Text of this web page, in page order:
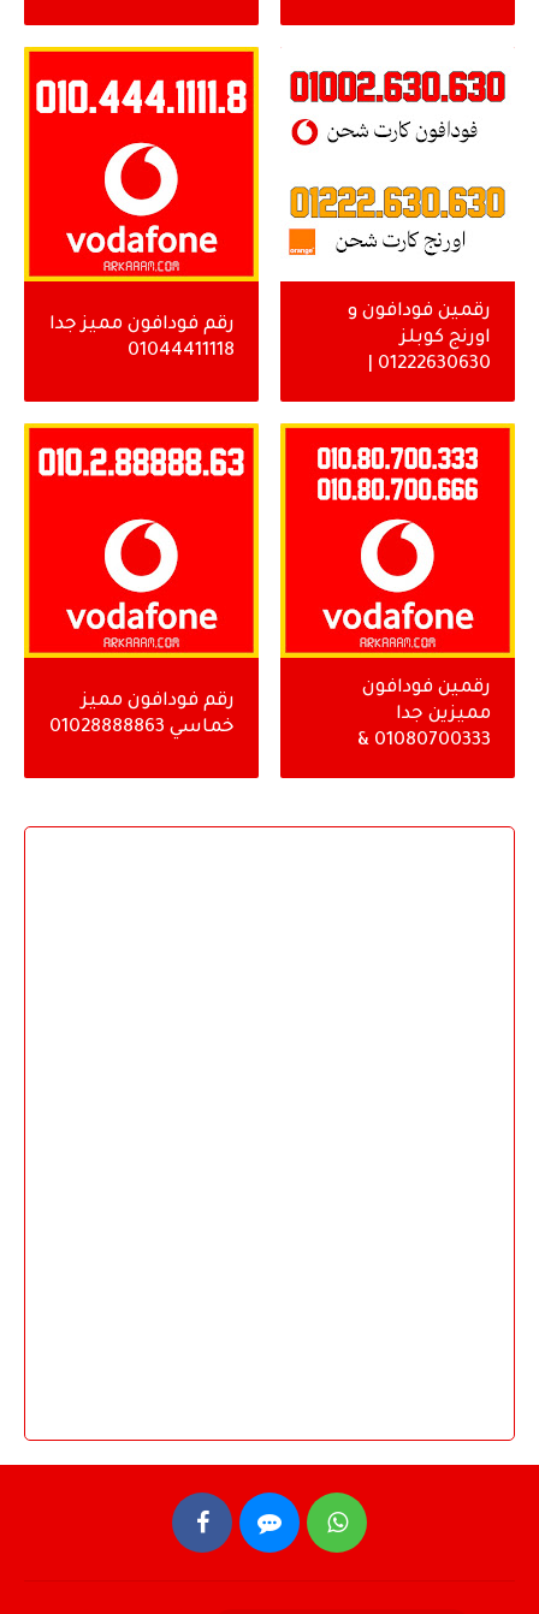
رقمين فودافون و
اورنج كوبلز
رقم فودافون مميز جدا
01044411118
رقمين فودافون
مميزين جدا
01080700333 &
رقم فودافون مميز
خماسي 01028888863